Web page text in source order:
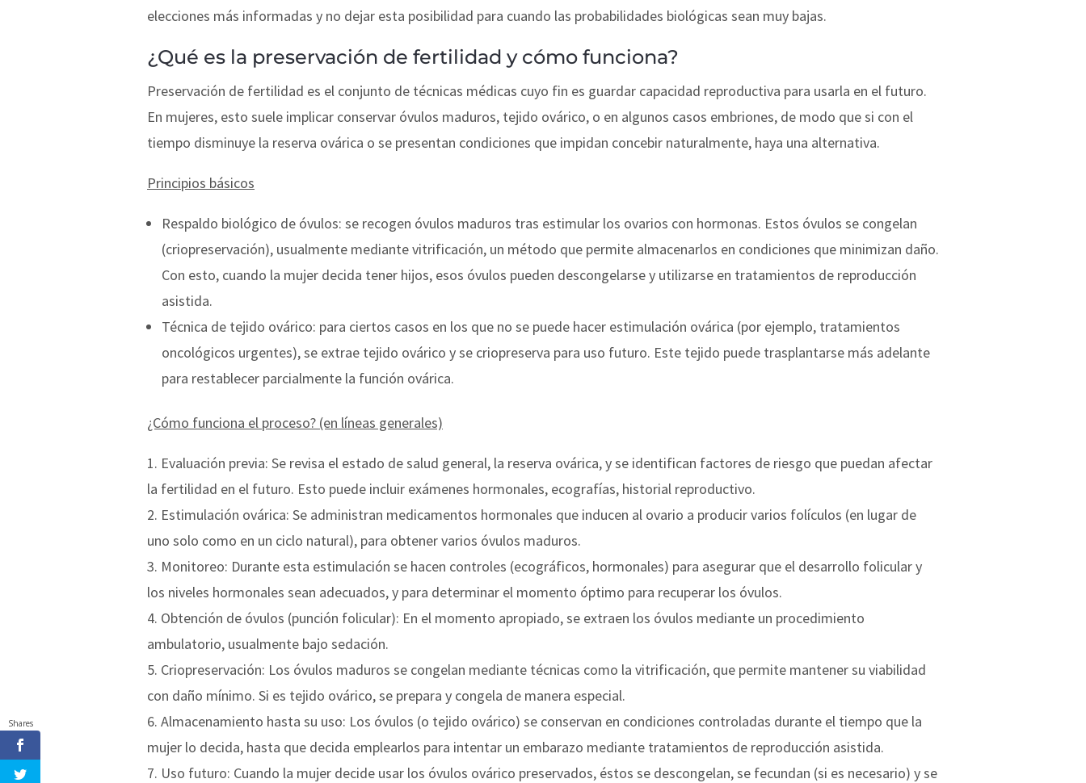
elecciones más informadas y no dejar esta posibilidad para cuando las probabilidades biológicas sean muy bajas.
¿Qué es la preservación de fertilidad y cómo funciona?
Preservación de fertilidad es el conjunto de técnicas médicas cuyo fin es guardar capacidad reproductiva para usarla en el futuro.
En mujeres, esto suele implicar conservar óvulos maduros, tejido ovárico, o en algunos casos embriones, de modo que si con el
tiempo disminuye la reserva ovárica o se presentan condiciones que impidan concebir naturalmente, haya una alternativa.
Principios básicos
Respaldo biológico de óvulos: se recogen óvulos maduros tras estimular los ovarios con hormonas. Estos óvulos se congelan
(criopreservación), usualmente mediante vitrificación, un método que permite almacenarlos en condiciones que minimizan daño.
Con esto, cuando la mujer decida tener hijos, esos óvulos pueden descongelarse y utilizarse en tratamientos de reproducción
asistida.
Técnica de tejido ovárico: para ciertos casos en los que no se puede hacer estimulación ovárica (por ejemplo, tratamientos
oncológicos urgentes), se extrae tejido ovárico y se criopreserva para uso futuro. Este tejido puede trasplantarse más adelante
para restablecer parcialmente la función ovárica.
¿Cómo funciona el proceso? (en líneas generales)
Evaluación previa: Se revisa el estado de salud general, la reserva ovárica, y se identifican factores de riesgo que puedan afectar
la fertilidad en el futuro. Esto puede incluir exámenes hormonales, ecografías, historial reproductivo.
Estimulación ovárica: Se administran medicamentos hormonales que inducen al ovario a producir varios folículos (en lugar de
uno solo como en un ciclo natural), para obtener varios óvulos maduros.
Monitoreo: Durante esta estimulación se hacen controles (ecográficos, hormonales) para asegurar que el desarrollo folicular y
los niveles hormonales sean adecuados, y para determinar el momento óptimo para recuperar los óvulos.
Obtención de óvulos (punción folicular): En el momento apropiado, se extraen los óvulos mediante un procedimiento
ambulatorio, usualmente bajo sedación.
Criopreservación: Los óvulos maduros se congelan mediante técnicas como la vitrificación, que permite mantener su viabilidad
con daño mínimo. Si es tejido ovárico, se prepara y congela de manera especial.
Almacenamiento hasta su uso: Los óvulos (o tejido ovárico) se conservan en condiciones controladas durante el tiempo que la
mujer lo decida, hasta que decida emplearlos para intentar un embarazo mediante tratamientos de reproducción asistida.
Uso futuro: Cuando la mujer decide usar los óvulos ovárico preservados, éstos se descongelan, se fecundan (si es necesario) y se
Shares